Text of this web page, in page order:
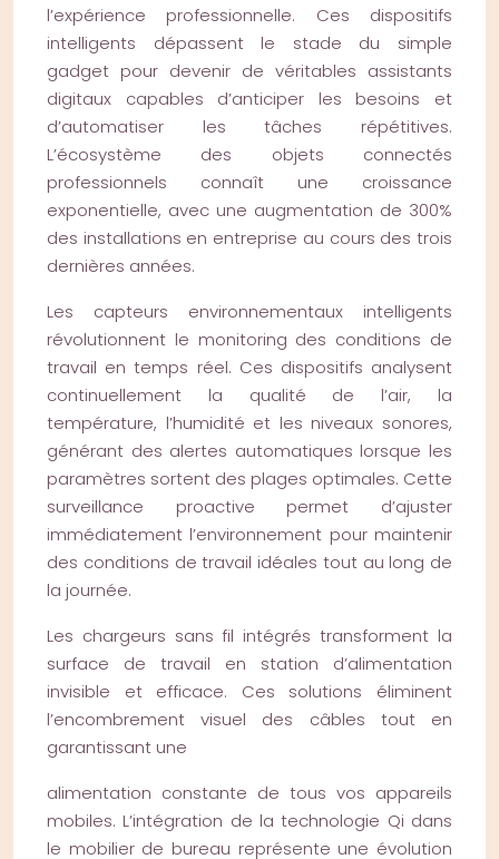
l’expérience professionnelle. Ces dispositifs
intelligents dépassent le stade du simple
gadget pour devenir de véritables assistants
digitaux capables d’anticiper les besoins et
d’automatiser les tâches répétitives.
L’écosystème des objets connectés
professionnels connaît une croissance
exponentielle, avec une augmentation de 300%
des installations en entreprise au cours des trois
dernières années.
Les capteurs environnementaux intelligents
révolutionnent le monitoring des conditions de
travail en temps réel. Ces dispositifs analysent
continuellement la qualité de l’air, la
température, l’humidité et les niveaux sonores,
générant des alertes automatiques lorsque les
paramètres sortent des plages optimales. Cette
surveillance proactive permet d’ajuster
immédiatement l’environnement pour maintenir
des conditions de travail idéales tout au long de
la journée.
Les chargeurs sans fil intégrés transforment la
surface de travail en station d’alimentation
invisible et efficace. Ces solutions éliminent
l’encombrement visuel des câbles tout en
garantissant une
alimentation constante de tous vos appareils
mobiles. L’intégration de la technologie Qi dans
le mobilier de bureau représente une évolution